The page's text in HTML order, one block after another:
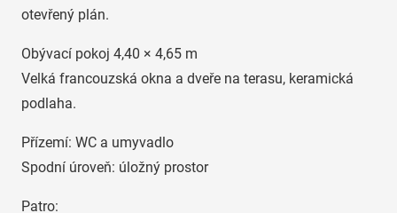
otevřený plán.
Obývací pokoj 4,40 × 4,65 m
Velká francouzská okna a dveře na terasu, keramická
podlaha.
Přízemí: WC a umyvadlo
Spodní úroveň: úložný prostor
Patro: